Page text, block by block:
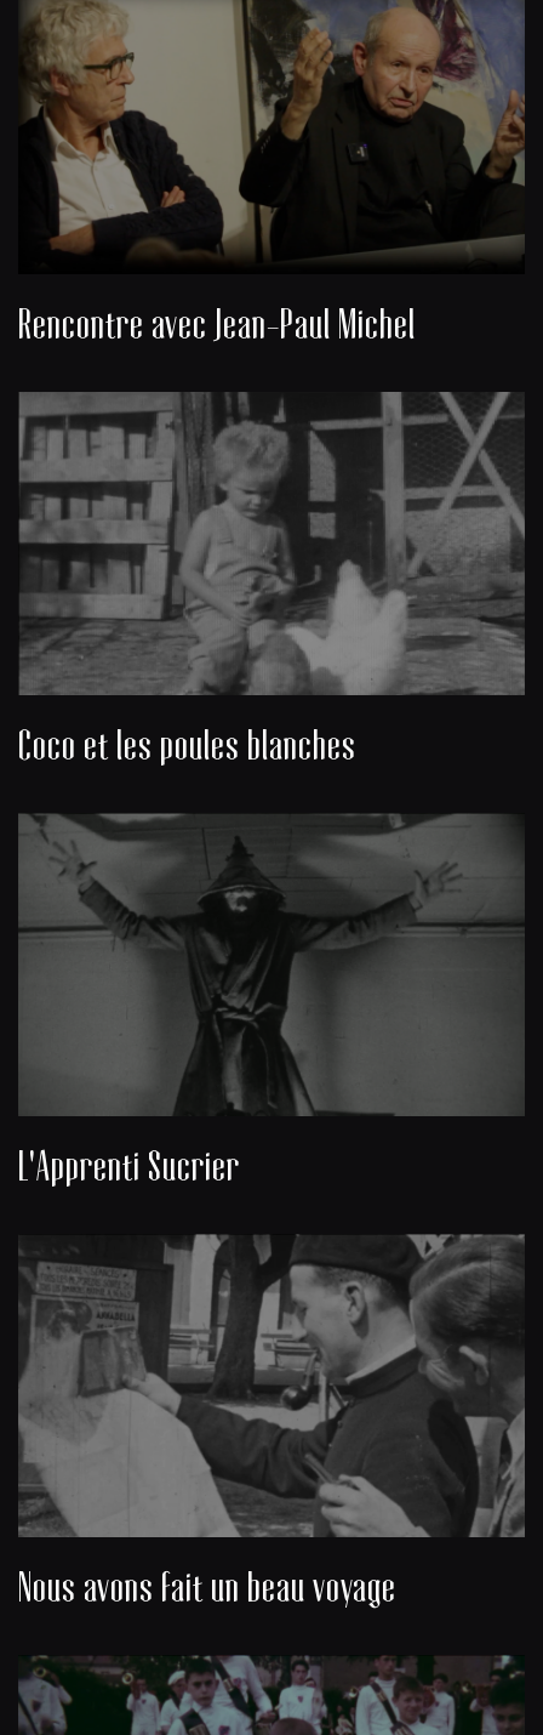
Rencontre avec Jean-Paul Michel
Coco et les poules blanches
L'Apprenti Sucrier
Nous avons fait un beau voyage